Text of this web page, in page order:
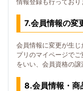
情報登録も行っており
7.会員情報の変
会員情報に変更が生
プリのマイページで
をいい、会員資格の譲
8.会員情報・商